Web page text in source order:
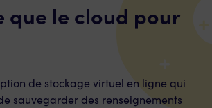
que le cloud pour
de stockage virtuel en ligne qui
sauvegarder des renseignements